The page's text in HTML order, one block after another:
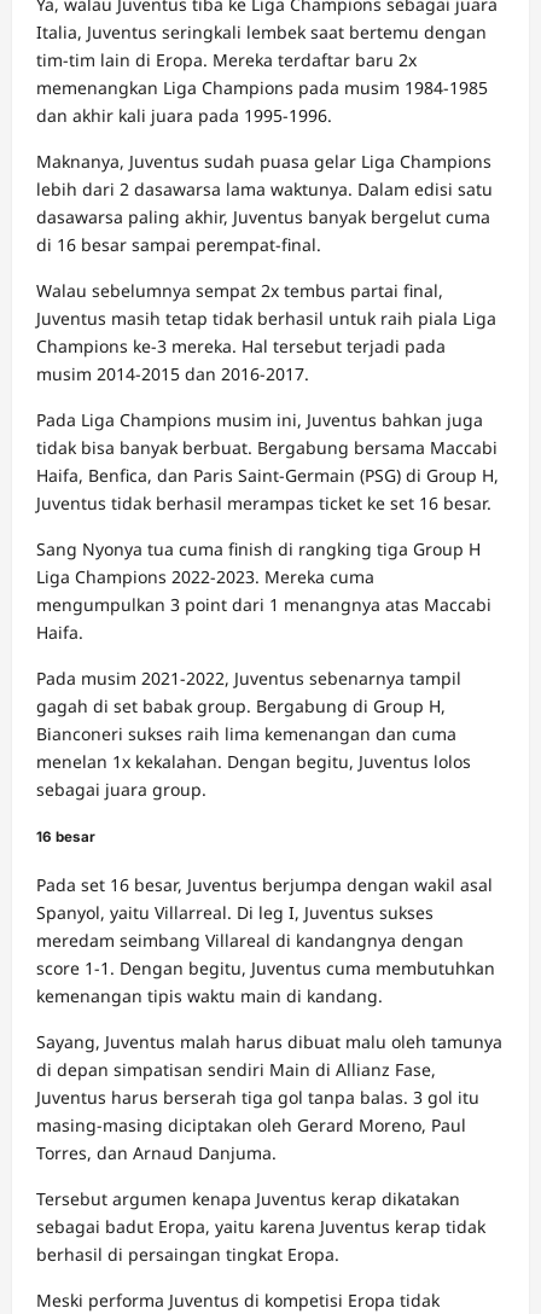
Ya, walau Juventus tiba ke Liga Champions sebagai juara
Italia, Juventus seringkali lembek saat bertemu dengan
tim-tim lain di Eropa. Mereka terdaftar baru 2x
memenangkan Liga Champions pada musim 1984-1985
dan akhir kali juara pada 1995-1996.
Maknanya, Juventus sudah puasa gelar Liga Champions
lebih dari 2 dasawarsa lama waktunya. Dalam edisi satu
dasawarsa paling akhir, Juventus banyak bergelut cuma
di 16 besar sampai perempat-final.
Walau sebelumnya sempat 2x tembus partai final,
Juventus masih tetap tidak berhasil untuk raih piala Liga
Champions ke-3 mereka. Hal tersebut terjadi pada
musim 2014-2015 dan 2016-2017.
Pada Liga Champions musim ini, Juventus bahkan juga
tidak bisa banyak berbuat. Bergabung bersama Maccabi
Haifa, Benfica, dan Paris Saint-Germain (PSG) di Group H,
Juventus tidak berhasil merampas ticket ke set 16 besar.
Sang Nyonya tua cuma finish di rangking tiga Group H
Liga Champions 2022-2023. Mereka cuma
mengumpulkan 3 point dari 1 menangnya atas Maccabi
Haifa.
Pada musim 2021-2022, Juventus sebenarnya tampil
gagah di set babak group. Bergabung di Group H,
Bianconeri sukses raih lima kemenangan dan cuma
menelan 1x kekalahan. Dengan begitu, Juventus lolos
sebagai juara group.
16 besar
Pada set 16 besar, Juventus berjumpa dengan wakil asal
Spanyol, yaitu Villarreal. Di leg I, Juventus sukses
meredam seimbang Villareal di kandangnya dengan
score 1-1. Dengan begitu, Juventus cuma membutuhkan
kemenangan tipis waktu main di kandang.
Sayang, Juventus malah harus dibuat malu oleh tamunya
di depan simpatisan sendiri Main di Allianz Fase,
Juventus harus berserah tiga gol tanpa balas. 3 gol itu
masing-masing diciptakan oleh Gerard Moreno, Paul
Torres, dan Arnaud Danjuma.
Tersebut argumen kenapa Juventus kerap dikatakan
sebagai badut Eropa, yaitu karena Juventus kerap tidak
berhasil di persaingan tingkat Eropa.
Meski performa Juventus di kompetisi Eropa tidak